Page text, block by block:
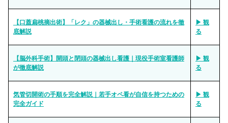
【口蓋扁桃摘出術】「レク」の器械出し・手術看護の流れを徹
底解説
▶ 観
る
【脳外科手術】開頭と閉頭の器械出し看護｜現役手術室看護師
が徹底解説
▶ 観
る
気管切開術の手順を完全解説｜若手オペ看が自信を持つための
完全ガイド
▶ 観
る